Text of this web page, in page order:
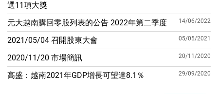
選11項大獎
元大越南購回零股列表的公告 2022年第二季度 14/06/2022
2021/05/04 召開股東大會 05/05/2021
2020/11/20 市場簡訊 20/11/2020
高盛：越南2021年GDP增​​長可望達8.1％ 29/09/2020